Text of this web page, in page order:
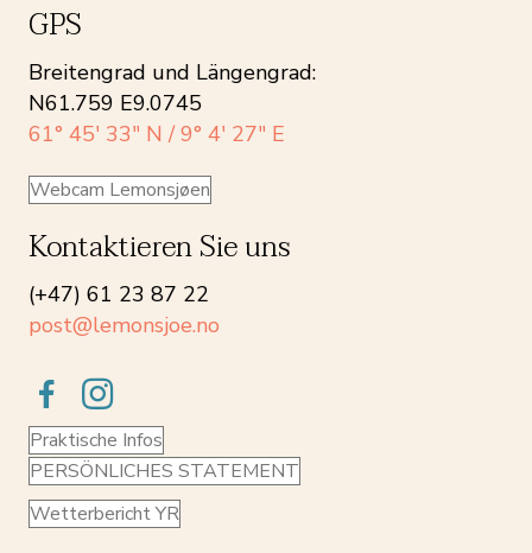
GPS
Breitengrad und Längengrad:
N61.759 E9.0745
61° 45′ 33″ N / 9° 4′ 27″ E
Webcam Lemonsjøen
Kontaktieren Sie uns
(+47) 61 23 87 22
post@lemonsjoe.no
Praktische Infos
PERSÖNLICHES STATEMENT
Wetterbericht YR